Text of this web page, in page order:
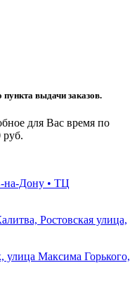
пункта выдачи заказов.
для Вас время по
руб.
на-Дону • ТЦ
Ростовская улица,
улица Максима Горького,